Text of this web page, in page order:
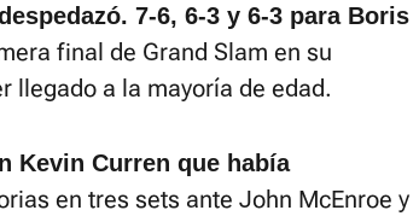
7-6, 6-3 y 6-3 para Boris
final de Grand Slam en su
llegado a la mayoría de edad.
Kevin Curren que había
en tres sets ante John McEnroe y